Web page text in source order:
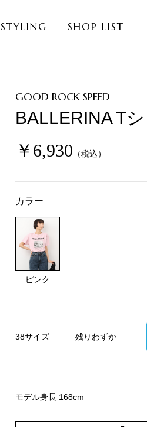
STYLING SHOP LIST
BALLERINA T
￥6,930 （税込）
GOOD ROCK SPEED
カラー
ピンク
38サイズ 残りわずか
モデル身長 168cm